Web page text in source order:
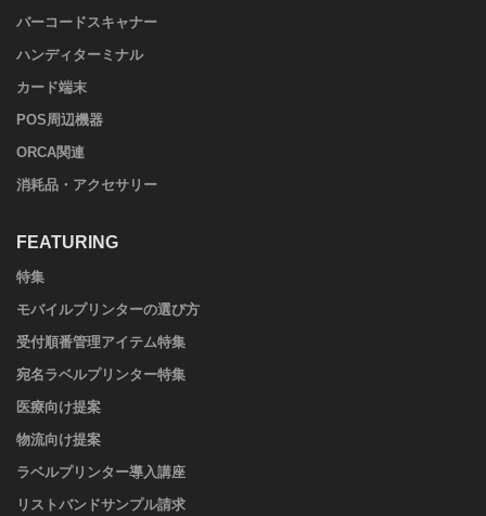
バーコードスキャナー
ハンディターミナル
カード端末
POS周辺機器
ORCA関連
消耗品・アクセサリー
FEATURING
特集
モバイルプリンターの選び方
受付順番管理アイテム特集
宛名ラベルプリンター特集
医療向け提案
物流向け提案
ラベルプリンター導入講座
リストバンドサンプル請求